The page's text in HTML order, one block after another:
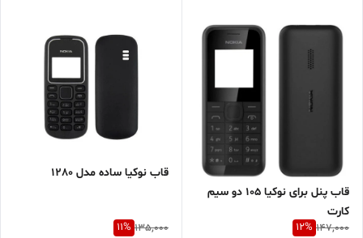
قاب پنل برای نوکیا 105 دو سیم
کارت
147,000
12%
قاب نوکیا ساده مدل 1280
135,000
11%